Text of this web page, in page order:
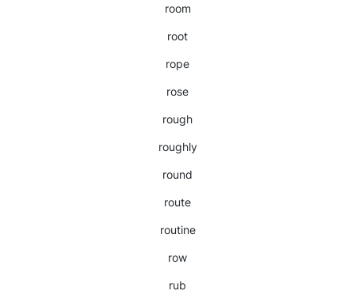
room
root
rope
rose
rough
roughly
round
route
routine
row
rub